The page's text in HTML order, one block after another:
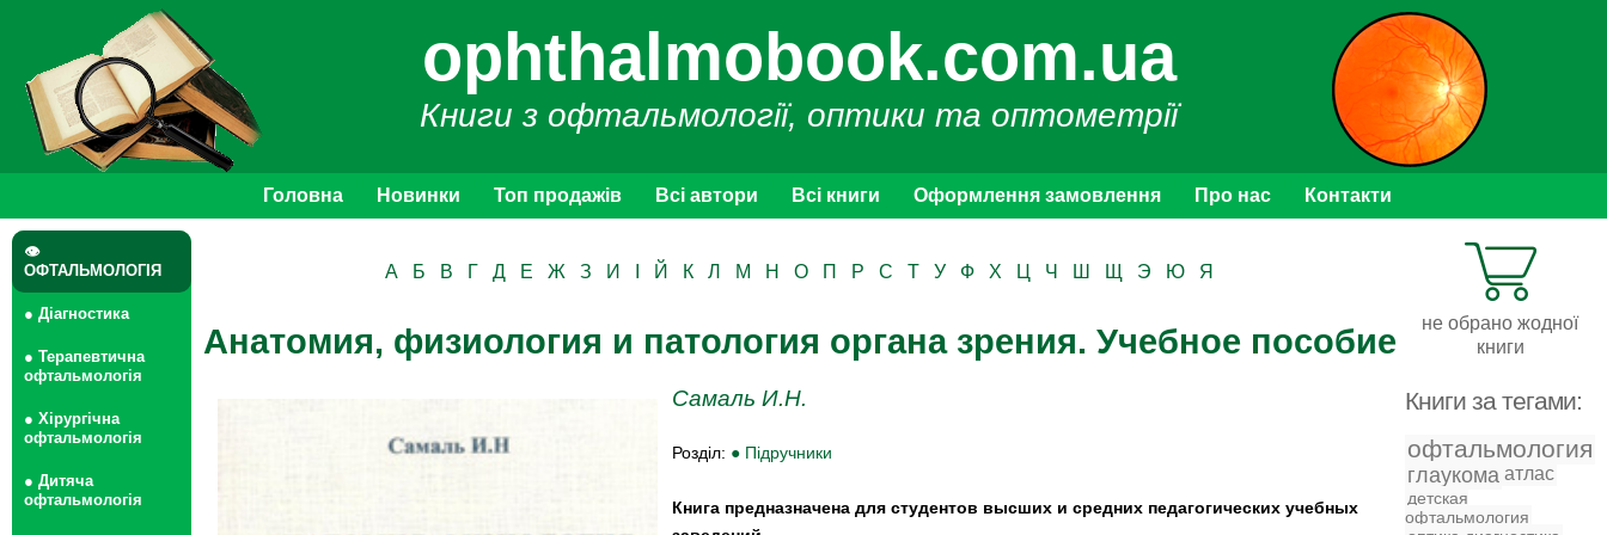
ophthalmobook.com.ua
Книги з офтальмології, оптики та оптометрії
Головна Новинки Топ продажів Всі автори Всі книги Оформлення замовлення Про нас Контакти
👁
ОФТАЛЬМОЛОГІЯ
● Діагностика
● Терапевтична
офтальмологія
● Хірургічна
офтальмологія
● Дитяча
офтальмологія
А Б В Г Д Е Ж З И Й К Л М Н О П Р С Т У Ф Х Ц Ч Ш Щ Э Ю Я
Анатомия, физиология и патология органа зрения. Учебное пособие
Самаль И.Н.
Розділ: ● Підручники
Книга предназначена для студентов высших и средних педагогических учебных
не обрано жодної
книги
Книги за тегами:
офтальмология
глаукома атлас
детская
офтальмология